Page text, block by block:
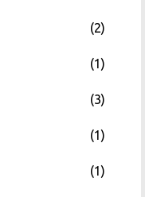
(2)
(1)
(3)
(1)
(1)